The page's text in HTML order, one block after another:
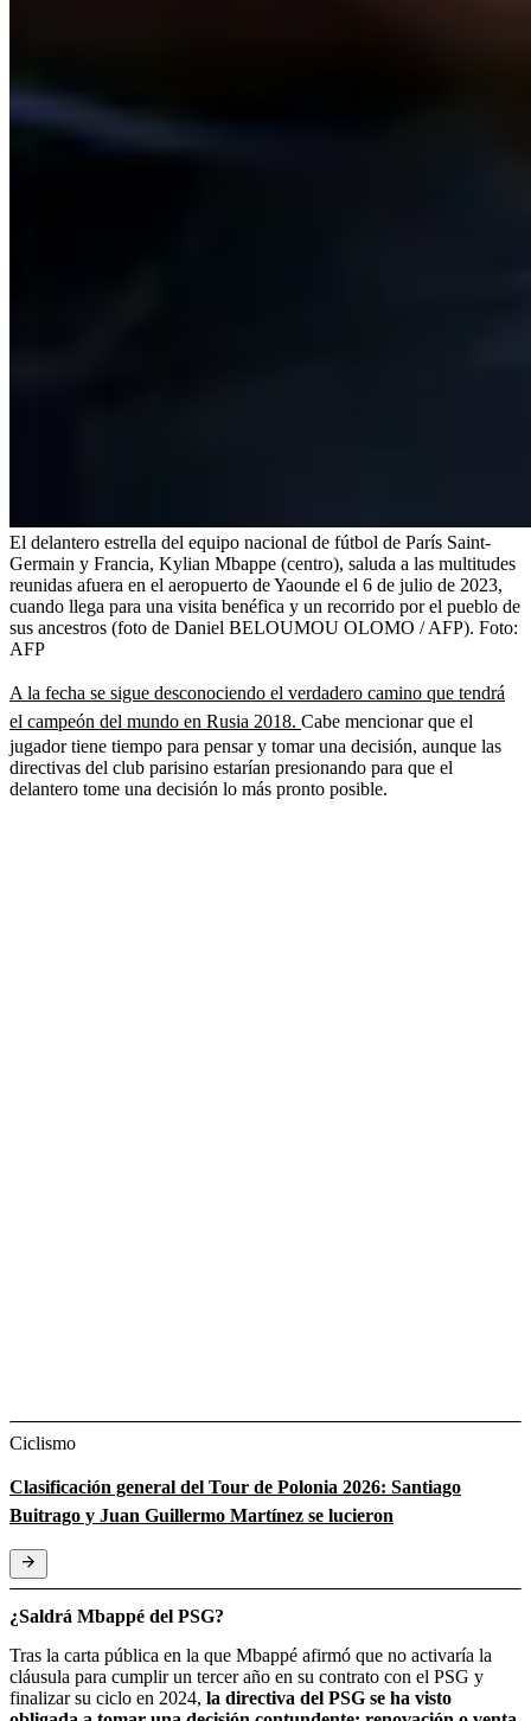
El delantero estrella del equipo nacional de fútbol de París Saint-
Germain y Francia, Kylian Mbappe (centro), saluda a las multitudes
reunidas afuera en el aeropuerto de Yaounde el 6 de julio de 2023,
cuando llega para una visita benéfica y un recorrido por el pueblo de
sus ancestros (foto de Daniel BELOUMOU OLOMO / AFP). Foto:
AFP
A la fecha se sigue desconociendo el verdadero camino que tendrá
el campeón del mundo en Rusia 2018. Cabe mencionar que el
jugador tiene tiempo para pensar y tomar una decisión, aunque las
directivas del club parisino estarían presionando para que el
delantero tome una decisión lo más pronto posible.
Ciclismo
Clasificación general del Tour de Polonia 2026: Santiago
Buitrago y Juan Guillermo Martínez se lucieron
¿Saldrá Mbappé del PSG?
Tras la carta pública en la que Mbappé afirmó que no activaría la
cláusula para cumplir un tercer año en su contrato con el PSG y
finalizar su ciclo en 2024, la directiva del PSG se ha visto